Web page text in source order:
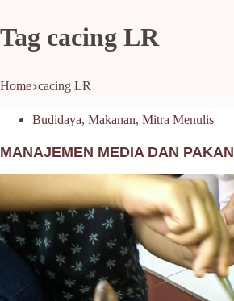
Tag cacing LR
Home cacing LR
Budidaya, Makanan, Mitra Menulis
MANAJEMEN MEDIA DAN PAKAN